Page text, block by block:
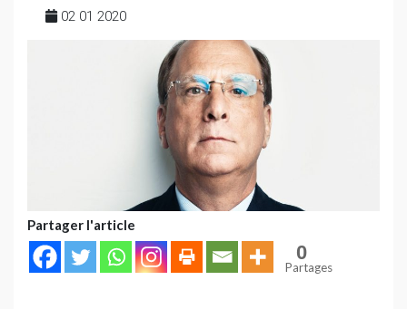
02 01 2020
Partager l'article
0
Partages